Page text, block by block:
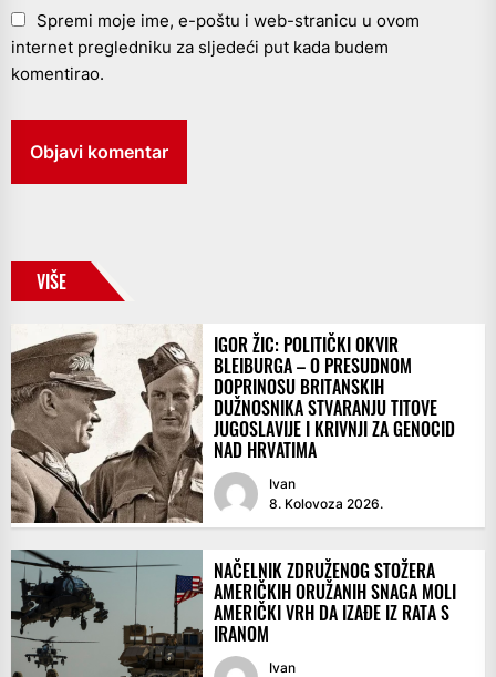
Spremi moje ime, e-poštu i web-stranicu u ovom
internet pregledniku za sljedeći put kada budem
komentirao.
VIŠE
IGOR ŽIC: POLITIČKI OKVIR
BLEIBURGA – O PRESUDNOM
DOPRINOSU BRITANSKIH
DUŽNOSNIKA STVARANJU TITOVE
JUGOSLAVIJE I KRIVNJI ZA GENOCID
NAD HRVATIMA
Ivan
8. Kolovoza 2026.
NAČELNIK ZDRUŽENOG STOŽERA
AMERIČKIH ORUŽANIH SNAGA MOLI
AMERIČKI VRH DA IZAĐE IZ RATA S
IRANOM
Ivan